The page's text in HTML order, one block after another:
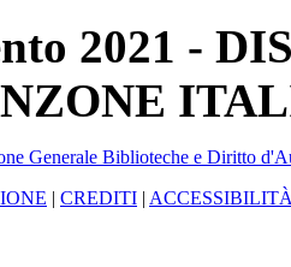
2021 -
Generale Biblioteche e Diritto
| CREDITI |